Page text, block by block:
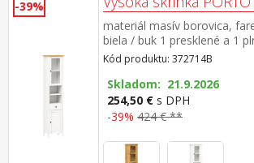
-39%
materiál masív borovica,
biela / buk 1 presklené a 1
každými 1 polica 2 niky, 1
pojazdmi maximálne
návode na montáž súčasť
biela/buk
Kód produktu: 372714B
Skladom: 21.9.2026
254,50 € s DPH
-39% 424 € **